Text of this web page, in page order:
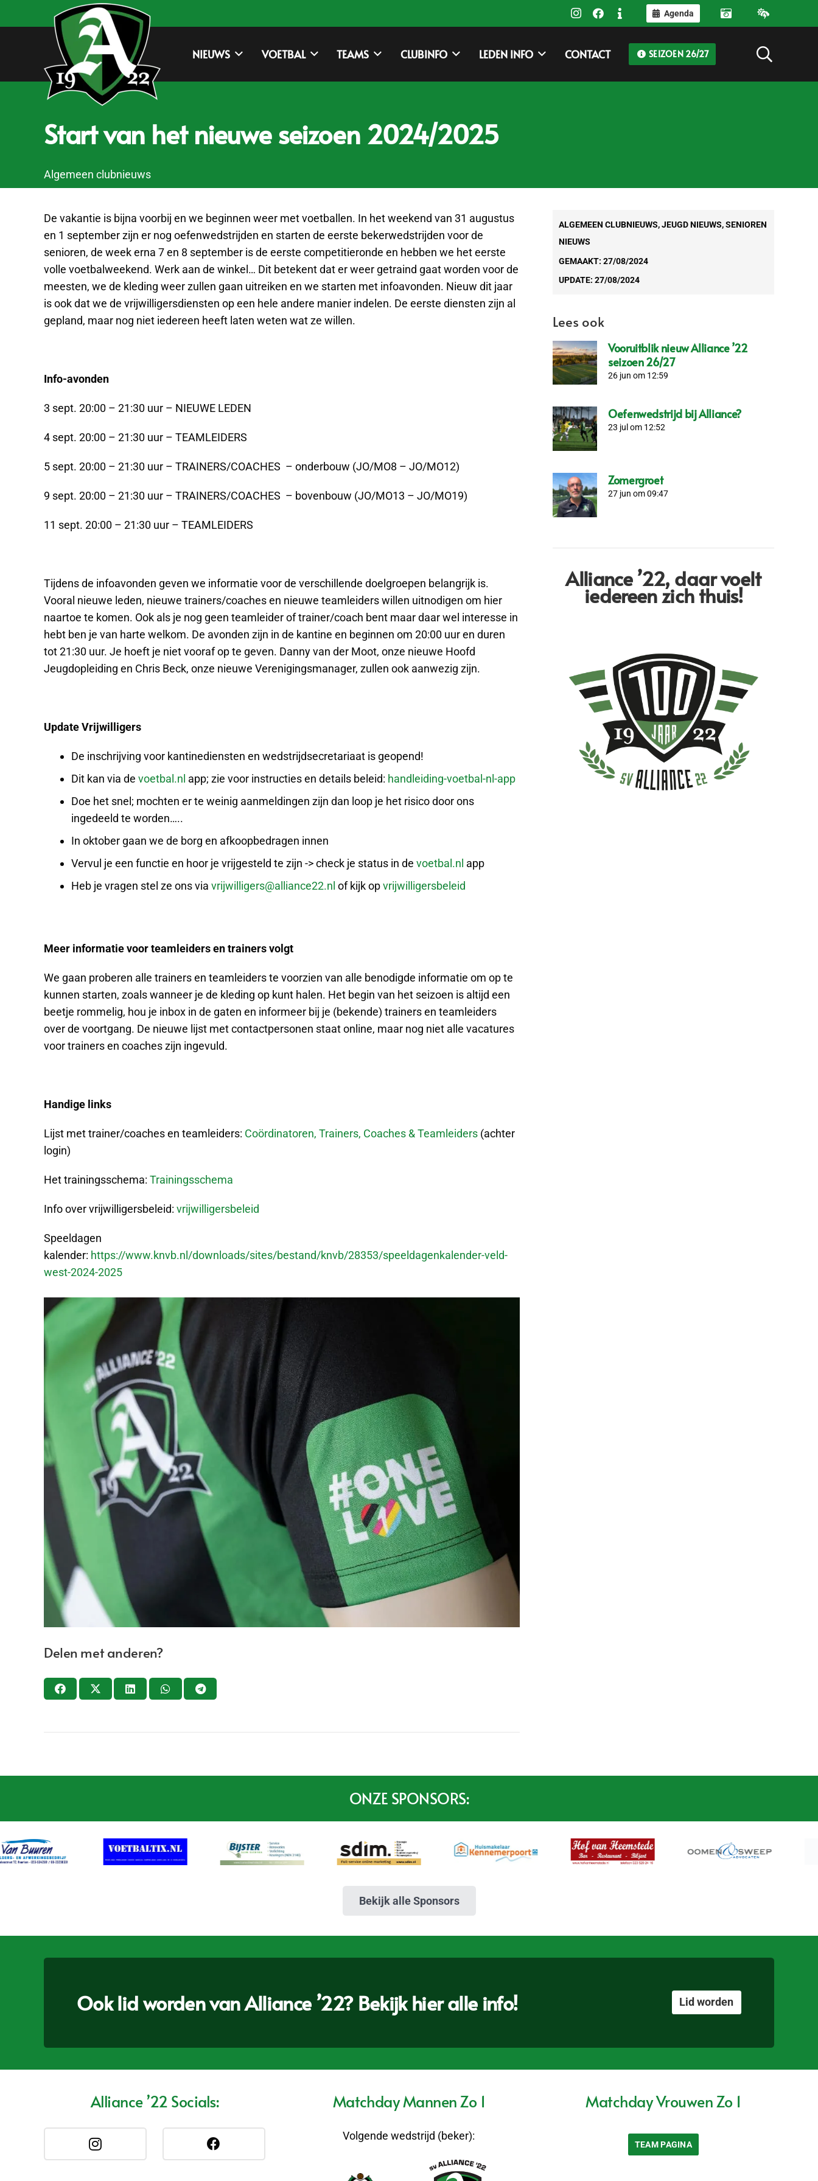
Agenda
NIEUWS VOETBAL TEAMS CLUBINFO LEDEN INFO CONTACT SEIZOEN 26/27
Start van het nieuwe seizoen 2024/2025
Algemeen clubnieuws
De vakantie is bijna voorbij en we beginnen weer met voetballen. In het weekend van 31 augustus
en 1 september zijn er nog oefenwedstrijden en starten de eerste bekerwedstrijden voor de
senioren, de week erna 7 en 8 september is de eerste competitieronde en hebben we het eerste
volle voetbalweekend. Werk aan de winkel… Dit betekent dat er weer getraind gaat worden voor de
meesten, we de kleding weer zullen gaan uitreiken en we starten met infoavonden. Nieuw dit jaar
is ook dat we de vrijwilligersdiensten op een hele andere manier indelen. De eerste diensten zijn al
gepland, maar nog niet iedereen heeft laten weten wat ze willen.
Info-avonden
3 sept. 20:00 – 21:30 uur – NIEUWE LEDEN
4 sept. 20:00 – 21:30 uur – TEAMLEIDERS
5 sept. 20:00 – 21:30 uur – TRAINERS/COACHES – onderbouw (JO/MO8 – JO/MO12)
9 sept. 20:00 – 21:30 uur – TRAINERS/COACHES – bovenbouw (JO/MO13 – JO/MO19)
11 sept. 20:00 – 21:30 uur – TEAMLEIDERS
Tijdens de infoavonden geven we informatie voor de verschillende doelgroepen belangrijk is.
Vooral nieuwe leden, nieuwe trainers/coaches en nieuwe teamleiders willen uitnodigen om hier
naartoe te komen. Ook als je nog geen teamleider of trainer/coach bent maar daar wel interesse in
hebt ben je van harte welkom. De avonden zijn in de kantine en beginnen om 20:00 uur en duren
tot 21:30 uur. Je hoeft je niet vooraf op te geven. Danny van der Moot, onze nieuwe Hoofd
Jeugdopleiding en Chris Beck, onze nieuwe Verenigingsmanager, zullen ook aanwezig zijn.
Update Vrijwilligers
De inschrijving voor kantinediensten en wedstrijdsecretariaat is geopend!
Dit kan via de voetbal.nl app; zie voor instructies en details beleid: handleiding-voetbal-nl-app
Doe het snel; mochten er te weinig aanmeldingen zijn dan loop je het risico door ons
ingedeeld te worden…..
In oktober gaan we de borg en afkoopbedragen innen
Vervul je een functie en hoor je vrijgesteld te zijn -> check je status in de voetbal.nl app
Heb je vragen stel ze ons via vrijwilligers@alliance22.nl of kijk opvrijwilligersbeleid
Meer informatie voor teamleiders en trainers volgt
We gaan proberen alle trainers en teamleiders te voorzien van alle benodigde informatie om op te
kunnen starten, zoals wanneer je de kleding op kunt halen. Het begin van het seizoen is altijd een
beetje rommelig, hou je inbox in de gaten en informeer bij je (bekende) trainers en teamleiders
over de voortgang. De nieuwe lijst met contactpersonen staat online, maar nog niet alle vacatures
voor trainers en coaches zijn ingevuld.
Handige links
Lijst met trainer/coaches en teamleiders: Coördinatoren, Trainers, Coaches & Teamleiders (achter
login)
Het trainingsschema: Trainingsschema
Info over vrijwilligersbeleid: vrijwilligersbeleid
Speeldagen
kalender: https://www.knvb.nl/downloads/sites/bestand/knvb/28353/speeldagenkalender-veld-
west-2024-2025
Delen met anderen?
ALGEMEEN CLUBNIEUWS,JEUGD NIEUWS,SENIOREN
NIEUWS
GEMAAKT: 27/08/2024
UPDATE: 27/08/2024
Lees ook
Vooruitblik nieuw Alliance ’22
seizoen 26/27
26 jun om 12:59
Oefenwedstrijd bij Alliance?
23 jul om 12:52
Zomergroet
27 jun om 09:47
Alliance ’22, daar voelt
iedereen zich thuis!
ONZE SPONSORS:
Bekijk alle Sponsors
Ook lid worden van Alliance ’22? Bekijk hier alle info! Lid worden
Alliance ’22 Socials: Matchday Mannen Zo 1
Volgende wedstrijd (beker):
Matchday Vrouwen Zo 1
TEAM PAGINA